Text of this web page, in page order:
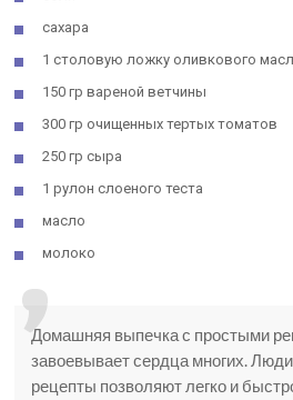
сахара
1 столовую ложку оливкового
150 гр вареной ветчины
300 гр очищенных тертых томатов
250 гр сыра
1 рулон слоеного теста
масло
молоко
Домашняя выпечка с простыми
завоевывает сердца многих.
рецепты позволяют легко и